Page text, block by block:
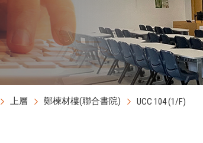
上層 鄭楝材樓(聯合書院) UCC 104 (1/F)